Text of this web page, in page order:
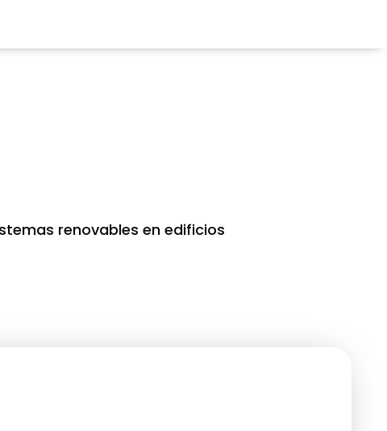
renovables en edificios